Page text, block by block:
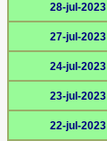
28-jul-2023
27-jul-2023
24-jul-2023
23-jul-2023
22-jul-2023